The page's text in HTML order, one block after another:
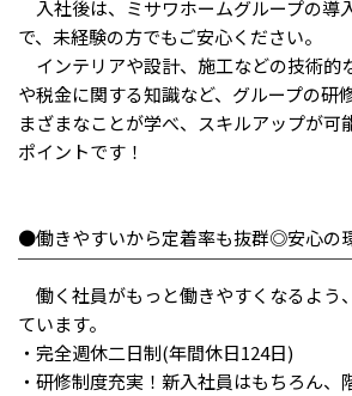
入社後は、ミサワホームグループの導
で、未経験の方でもご安心ください。
インテリアや設計、施工などの技術的
や税金に関する知識など、グループの研
まざまなことが学べ、スキルアップが可
ポイントです！
●働きやすいから定着率も抜群◎安心の
￣￣￣￣￣￣￣￣￣￣￣￣￣￣￣￣￣￣
働く社員がもっと働きやすくなるよう
ています。
・完全週休二日制(年間休日124日)
・研修制度充実！新入社員はもちろん、